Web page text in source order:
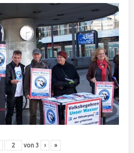
von 3 › »